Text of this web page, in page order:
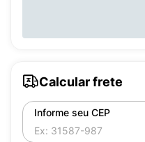
Calcular frete
Informe seu CEP